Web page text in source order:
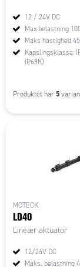
12 / 24V DC
Max belastning
Maks hastighed
Kapslingsklasse:
IP69K)
Produktet har 5
MOTECK
LD40
Lineær aktuator
12/24V DC
Maks. belastning